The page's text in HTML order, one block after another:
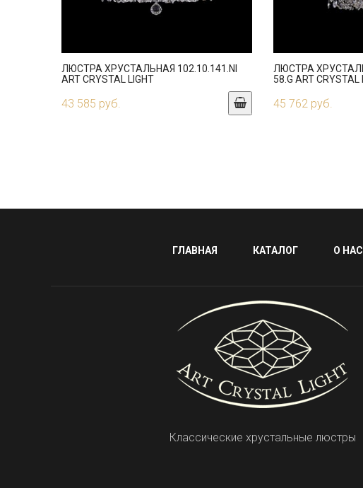
ЛЮСТРА ХРУСТАЛЬНАЯ 102.10.141.NI
ART CRYSTAL LIGHT
43 585 руб.
ЛЮСТРА
58.G ART CRYSTAL
45 762 руб.
ГЛАВНАЯ КАТАЛОГ О НАС
Классические хрустальные люстры